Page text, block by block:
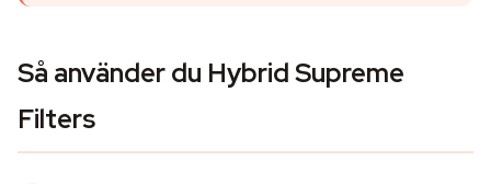
Så använder du Hybrid Supreme
Filters